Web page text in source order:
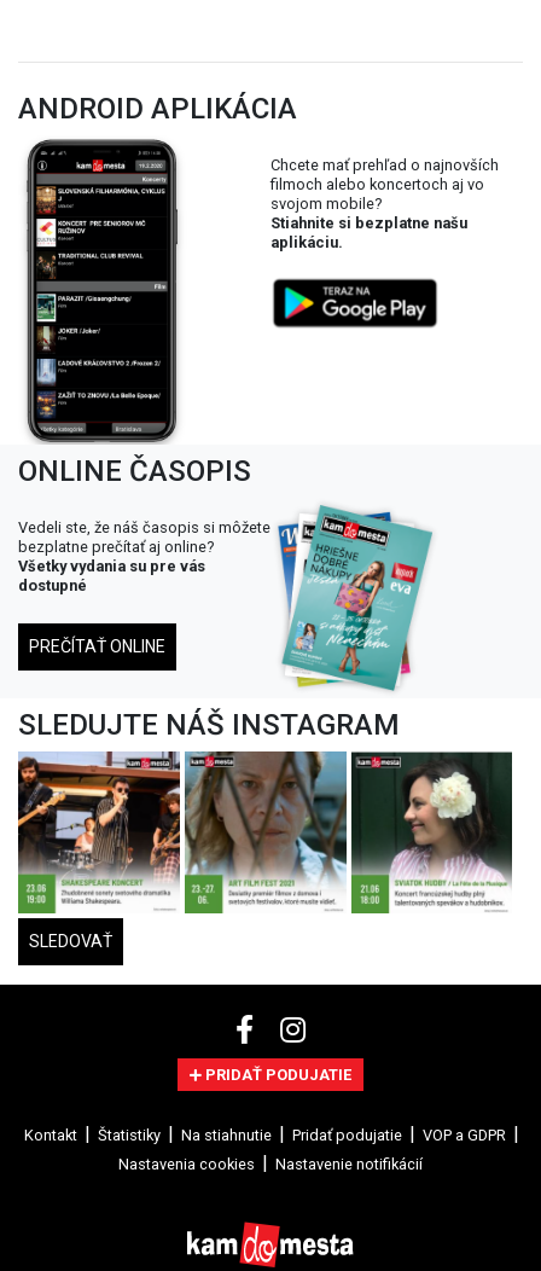
ANDROID APLIKÁCIA
Chcete mať prehľad o najnovších
filmoch alebo koncertoch aj vo
svojom mobile?
Stiahnite si bezplatne našu
aplikáciu.
ONLINE ČASOPIS
Vedeli ste, že náš časopis si môžete
bezplatne prečítať aj online?
Všetky vydania su pre vás
dostupné
PREČÍTAŤ ONLINE
SLEDUJTE NÁŠ INSTAGRAM
SLEDOVAŤ
PRIDAŤ PODUJATIE
Kontakt Štatistiky Na stiahnutie Pridať podujatie
VOP a GDPR
Nastavenia cookies
Nastavenie notifikácií